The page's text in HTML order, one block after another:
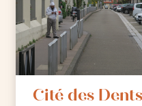
Cité des